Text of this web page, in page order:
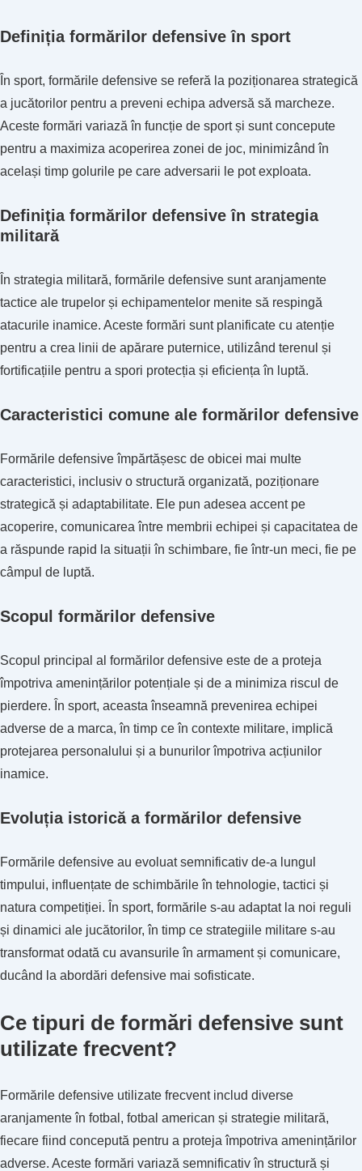
Definiția formărilor defensive în sport
În sport, formările defensive se referă la poziționarea strategică
a jucătorilor pentru a preveni echipa adversă să marcheze.
Aceste formări variază în funcție de sport și sunt concepute
pentru a maximiza acoperirea zonei de joc, minimizând în
același timp golurile pe care adversarii le pot exploata.
Definiția formărilor defensive în strategia
militară
În strategia militară, formările defensive sunt aranjamente
tactice ale trupelor și echipamentelor menite să respingă
atacurile inamice. Aceste formări sunt planificate cu atenție
pentru a crea linii de apărare puternice, utilizând terenul și
fortificațiile pentru a spori protecția și eficiența în luptă.
Caracteristici comune ale formărilor defensive
Formările defensive împărtășesc de obicei mai multe
caracteristici, inclusiv o structură organizată, poziționare
strategică și adaptabilitate. Ele pun adesea accent pe
acoperire, comunicarea între membrii echipei și capacitatea de
a răspunde rapid la situații în schimbare, fie într-un meci, fie pe
câmpul de luptă.
Scopul formărilor defensive
Scopul principal al formărilor defensive este de a proteja
împotriva amenințărilor potențiale și de a minimiza riscul de
pierdere. În sport, aceasta înseamnă prevenirea echipei
adverse de a marca, în timp ce în contexte militare, implică
protejarea personalului și a bunurilor împotriva acțiunilor
inamice.
Evoluția istorică a formărilor defensive
Formările defensive au evoluat semnificativ de-a lungul
timpului, influențate de schimbările în tehnologie, tactici și
natura competiției. În sport, formările s-au adaptat la noi reguli
și dinamici ale jucătorilor, în timp ce strategiile militare s-au
transformat odată cu avansurile în armament și comunicare,
ducând la abordări defensive mai sofisticate.
Ce tipuri de formări defensive sunt
utilizate frecvent?
Formările defensive utilizate frecvent includ diverse
aranjamente în fotbal, fotbal american și strategie militară,
fiecare fiind concepută pentru a proteja împotriva amenințărilor
adverse. Aceste formări variază semnificativ în structură și